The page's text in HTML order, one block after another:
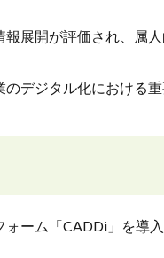
展開が評価され、属
デジタル化における重
ーム「CADDi」を導